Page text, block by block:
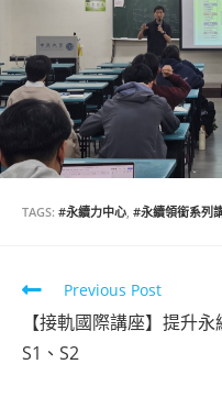
TAGS: #永續力中心 #永續領銜系列
Previous Post
【接軌國際講座】提升
S1、S2